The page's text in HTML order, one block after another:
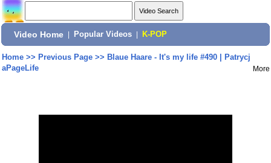
Video Home Popular Videos K-POP
Home>> Previous Page>> Blaue Haare - It's my life #490 | Patrycj
aPageLife
More